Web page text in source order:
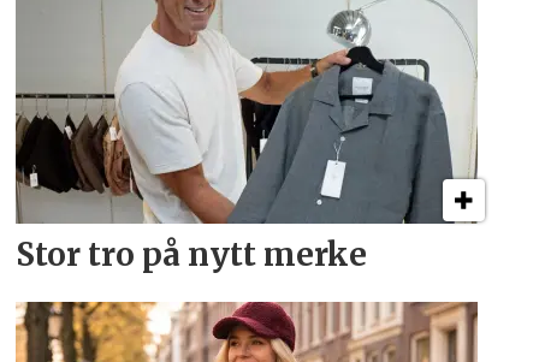
Stor tro på nytt merke